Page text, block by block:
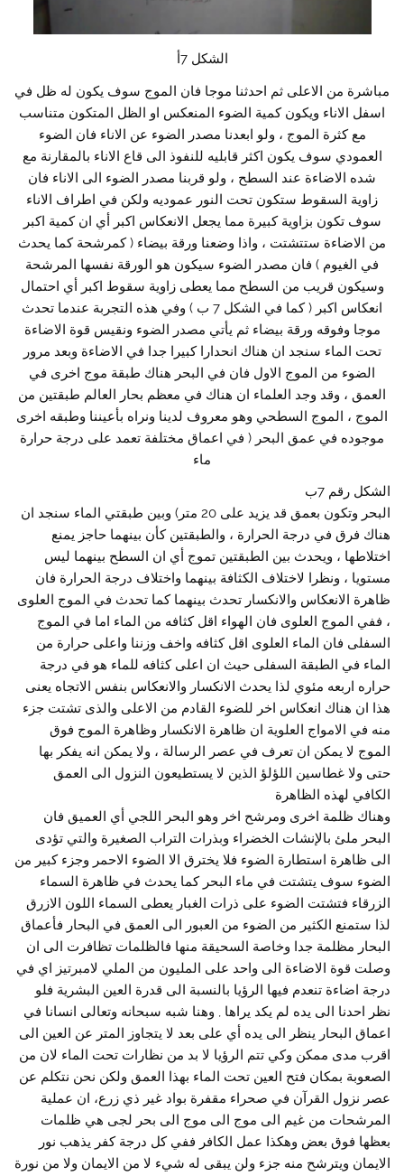
الشكل 7أ
مباشرة من الاعلى ثم احدثنا موجا فان الموج سوف يكون له ظل في
اسفل الاناء ويكون كمية الضوء المنعكس او الظل المتكون متناسب
مع كثرة الموج ، ولو ابعدنا مصدر الضوء عن الاناء فان الضوء
العمودي سوف يكون اكثر قابليه للنفوذ الى قاع الاناء بالمقارنة مع
شده الاضاءة عند السطح ، ولو قربنا مصدر الضوء الى الاناء فان
زاوية السقوط ستكون تحت النور عموديه ولكن في اطراف الاناء
سوف تكون بزاوية كبيرة مما يجعل الانعكاس اكبر أي ان كمية اكبر
من الاضاءة ستتشتت ، واذا وضعنا ورقة بيضاء ( كمرشحة كما يحدث
في الغيوم ) فان مصدر الضوء سيكون هو الورقة نفسها المرشحة
وسيكون قريب من السطح مما يعطى زاوية سقوط اكبر أي احتمال
انعكاس اكبر ( كما في الشكل 7 ب ) وفي هذه التجربة عندما تحدث
موجا وفوقه ورقة بيضاء ثم يأتي مصدر الضوء ونقيس قوة الاضاءة
تحت الماء سنجد ان هناك انحدارا كبيرا جدا في الاضاءة وبعد مرور
الضوء من الموج الاول فان في البحر هناك طبقة موج اخرى في
العمق ، وقد وجد العلماء ان هناك في معظم بحار العالم طبقتين من
الموج ، الموج السطحي وهو معروف لدينا ونراه بأعيننا وطبقه اخرى
موجوده في عمق البحر ( في اعماق مختلفة تعمد على درجة حرارة
ماء
الشكل رقم 7ب
البحر وتكون بعمق قد يزيد على 20 متر) وبين طبقتي الماء سنجد ان
هناك فرق في درجة الحرارة ، والطبقتين كأن بينهما حاجز يمنع
اختلاطها ، ويحدث بين الطبقتين تموج أي ان السطح بينهما ليس
مستويا ، ونظرا لاختلاف الكثافة بينهما واختلاف درجة الحرارة فان
ظاهرة الانعكاس والانكسار تحدث بينهما كما تحدث في الموج العلوى
، ففي الموج العلوى فان الهواء اقل كثافه من الماء اما في الموج
السفلى فان الماء العلوى اقل كثافه واخف وزننا واعلى حرارة من
الماء في الطبقة السفلى حيث ان اعلى كثافه للماء هو في درجة
حراره اربعه مئوي لذا يحدث الانكسار والانعكاس بنفس الاتجاه يعنى
هذا ان هناك انعكاس اخر للضوء القادم من الاعلى والذى تشتت جزء
منه في الامواج العلوية ان ظاهرة الانكسار وظاهرة الموج فوق
الموج لا يمكن ان تعرف في عصر الرسالة ، ولا يمكن انه يفكر بها
حتى ولا غطاسين اللؤلؤ الذين لا يستطيعون النزول الى العمق
الكافي لهذه الظاهرة
وهناك ظلمة اخرى ومرشح اخر وهو البحر اللجي أي العميق فان
البحر ملئ بالإنشات الخضراء وبذرات التراب الصغيرة والتي تؤدى
الى ظاهرة استطارة الضوء فلا يخترق الا الضوء الاحمر وجزء كبير من
الضوء سوف يتشتت في ماء البحر كما يحدث في ظاهرة السماء
الزرقاء فتشتت الضوء على ذرات الغبار يعطى السماء اللون الازرق
لذا ستمنع الكثير من الضوء من العبور الى العمق في البحار فأعماق
البحار مظلمة جدا وخاصة السحيقة منها فالظلمات تظافرت الى ان
وصلت قوة الاضاءة الى واحد على المليون من الملي لامبرتيز اي في
درجة اضاءة تنعدم فيها الرؤيا بالنسبة الى قدرة العين البشرية فلو
نظر احدنا الى يده لم يكد يراها , وهنا شبه سبحانه وتعالى انسانا في
اعماق البحار ينظر الى يده أي على بعد لا يتجاوز المتر عن العين الى
اقرب مدى ممكن وكي تتم الرؤيا لا بد من نظارات تحت الماء لان من
الصعوبة بمكان فتح العين تحت الماء بهذا العمق ولكن نحن نتكلم عن
عصر نزول القرآن في صحراء مقفرة بواد غير ذي زرع، ان عملية
المرشحات من غيم الى موج الى موج الى بحر لجى هي ظلمات
بعظها فوق بعض وهكذا عمل الكافر ففي كل درجة كفر يذهب نور
الايمان ويترشح منه جزء ولن يبقى له شيء لا من الايمان ولا من نورة